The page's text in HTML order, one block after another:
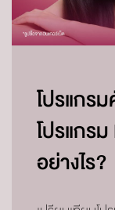
โปรแกร
โปรแกร
อย่างไร?